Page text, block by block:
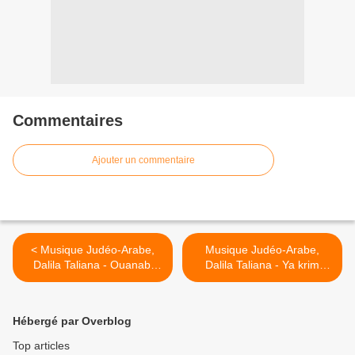
Commentaires
Ajouter un commentaire
< Musique Judéo-Arabe,
Dalila Taliana - Ouanabi
qotili
Musique Judéo-Arabe,
Dalila Taliana - Ya krim
Mtaa Allah >
Hébergé par Overblog
Top articles